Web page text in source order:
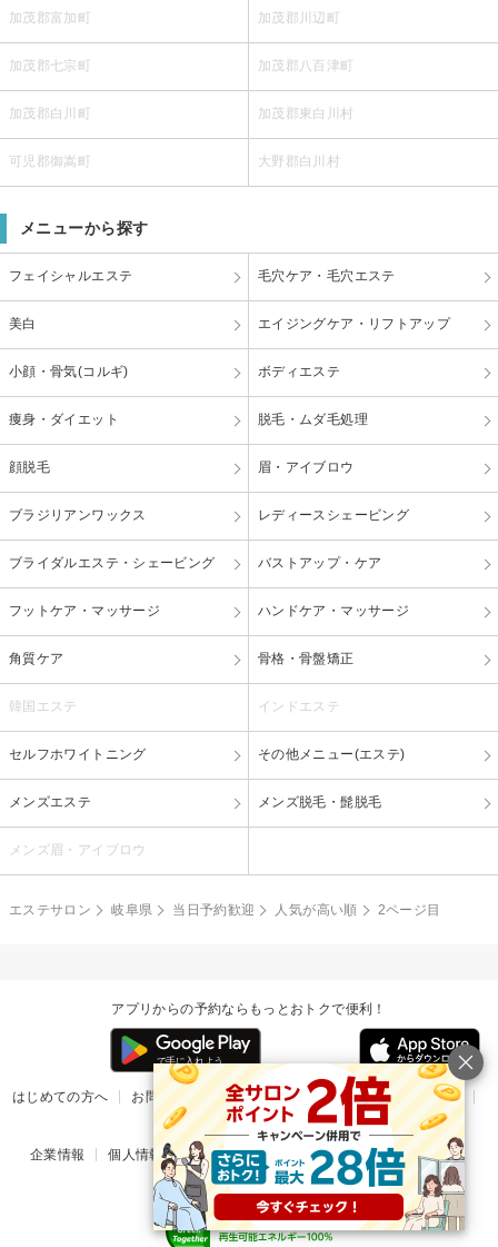
加茂郡富加町 加茂郡川辺町
加茂郡七宗町 加茂郡八百津町
加茂郡白川町 加茂郡東白川村
可児郡御嵩町 大野郡白川村
メニューから探す
フェイシャルエステ 毛穴ケア・毛穴エステ
美白 エイジングケア・リフトアップ
小顔・骨気(コルギ) ボディエステ
痩身・ダイエット 脱毛・ムダ毛処理
顔脱毛 眉・アイブロウ
ブラジリアンワックス レディースシェービング
ブライダルエステ・シェービング バストアップ・ケア
フットケア・マッサージ ハンドケア・マッサージ
角質ケア 骨格・骨盤矯正
韓国エステ インドエステ
セルフホワイトニング その他メニュー(エステ)
メンズエステ メンズ脱毛・髭脱毛
メンズ眉・アイブロウ
エステサロン 岐阜県 当日予約歓迎 人気が高い順 2ページ目
アプリからの予約ならもっとおトクで便利！
はじめての方へ お問い合わせ ヘルプ リリース情報
利用規約
掲載ご希望のサロン様
企業情報 個人情報保護方針 楽天のサービス一覧 アプリ一覧
© Rakuten Group, Inc.